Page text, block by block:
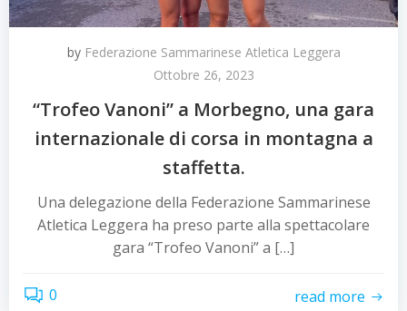
by Federazione Sammarinese Atletica Leggera
Ottobre 26, 2023
“Trofeo Vanoni” a Morbegno, una gara
internazionale di corsa in montagna a
staffetta.
Una delegazione della Federazione Sammarinese
Atletica Leggera ha preso parte alla spettacolare
gara “Trofeo Vanoni” a […]
0 read more